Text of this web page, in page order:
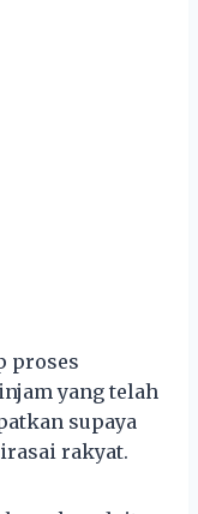
proses
yang telah
supaya
rakyat.